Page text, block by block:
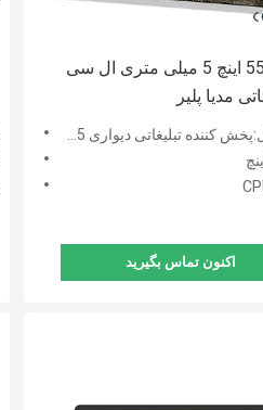
دیواری 55 اینچ 5 میلی متری ال سی
مدیا پلیر
کننده تبلیغاتی دیواری 55 اینچی
اکنون تماس بگیرید